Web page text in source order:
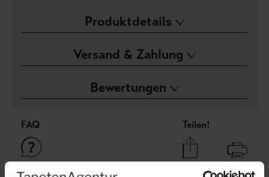
Produktdetails
Versand & Zahlung
Bewertungen
FAQ Teilen!